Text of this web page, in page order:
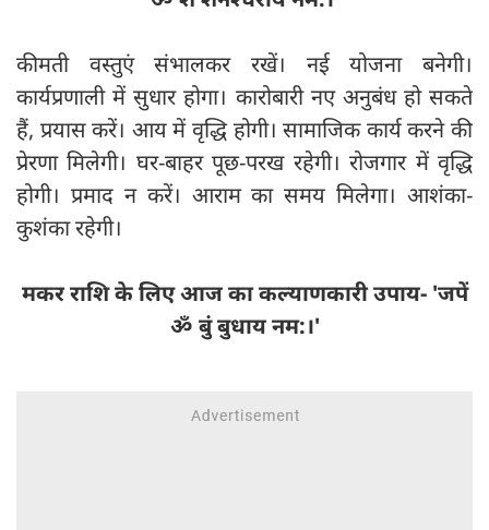
कीमती वस्तुएं संभालकर रखें। नई योजना बनेगी।
कार्यप्रणाली में सुधार होगा। कारोबारी नए अनुबंध हो सकते
हैं, प्रयास करें। आय में वृद्धि होगी। सामाजिक कार्य करने की
प्रेरणा मिलेगी। घर-बाहर पूछ-परख रहेगी। रोजगार में वृद्धि
होगी। प्रमाद न करें। आराम का समय मिलेगा। आशंका-
कुशंका रहेगी।
मकर राशि के लिए आज का कल्याणकारी उपाय- 'जपें
ॐ बुं बुधाय नम:।'